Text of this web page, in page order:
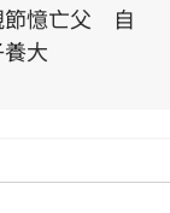
最讓狄志為心碎
，自己因忙於接
那竟是父子最後
。這段錯過的對
他以此感嘆，
親情與話語，
憶亡父　自
大